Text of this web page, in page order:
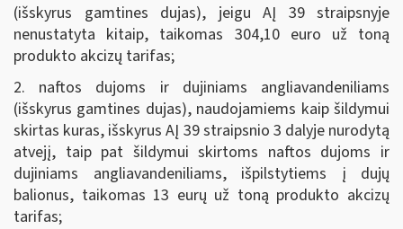
(išskyrus gamtines dujas), jeigu AĮ 39 straipsnyje
nenustatyta kitaip, taikomas 304,10 euro už toną
produkto akcizų tarifas;
2. naftos dujoms ir dujiniams angliavandeniliams
(išskyrus gamtines dujas), naudojamiems kaip šildymui
skirtas kuras, išskyrus AĮ 39 straipsnio 3 dalyje nurodytą
atvejį, taip pat šildymui skirtoms naftos dujoms ir
dujiniams angliavandeniliams, išpilstytiems į dujų
balionus, taikomas 13 eurų už toną produkto akcizų
tarifas;